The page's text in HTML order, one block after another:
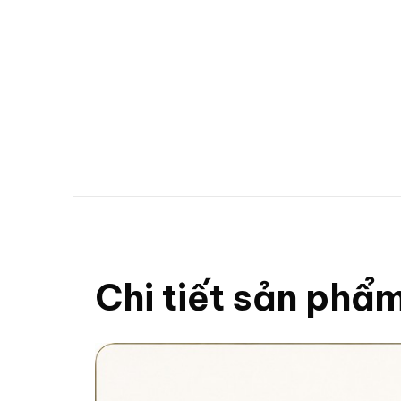
Chi tiết sản